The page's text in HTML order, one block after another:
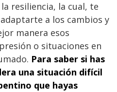
resiliencia, la cual, te
a los cambios y
manera esos
o situaciones en
Para saber si has
una situación difícil
que hayas